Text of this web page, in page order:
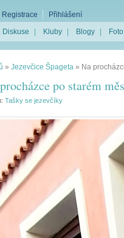
Registrace
Přihlášení
Diskuse
Kluby Blogy Foto
» Jezevčice Špageta » Na
po starém
Tašky se jezevčíky